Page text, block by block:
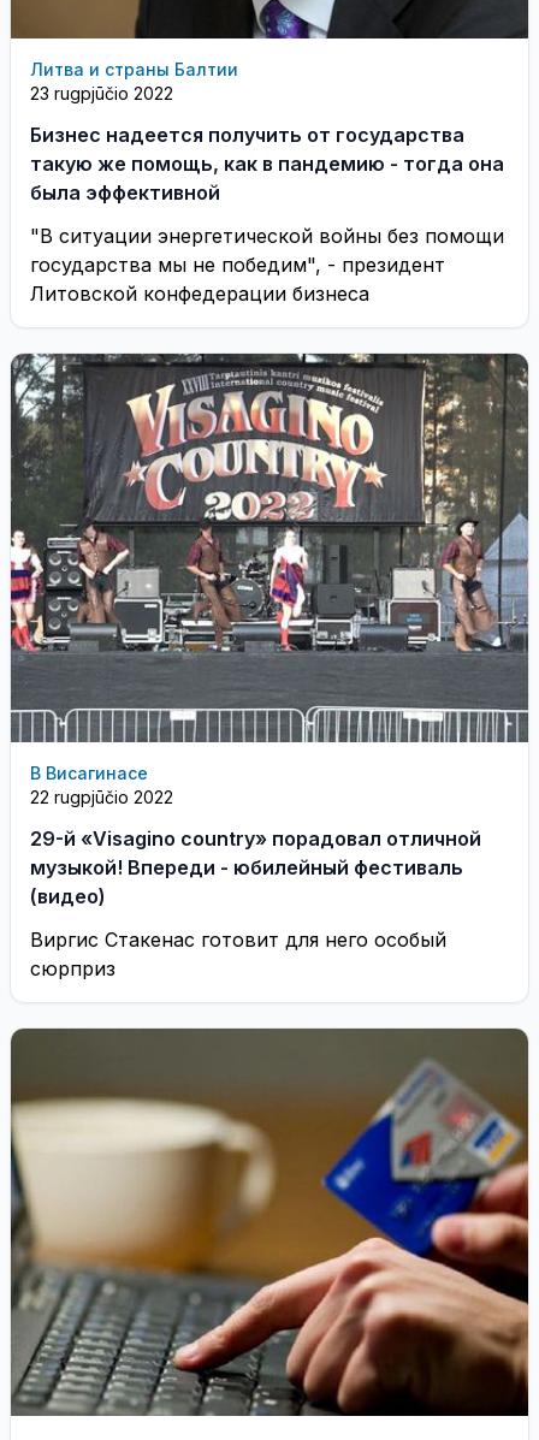
Литва и страны Балтии
23 rugpjūčio 2022
Бизнес надеется получить от государства
такую же помощь, как в пандемию - тогда она
была эффективной
"В ситуации энергетической войны без помощи
государства мы не победим", - президент
Литовской конфедерации бизнеса
В Висагинасе
22 rugpjūčio 2022
29-й «Visagino country» порадовал отличной
музыкой! Впереди - юбилейный фестиваль
(видео)
Виргис Стакенас готовит для него особый
сюрприз